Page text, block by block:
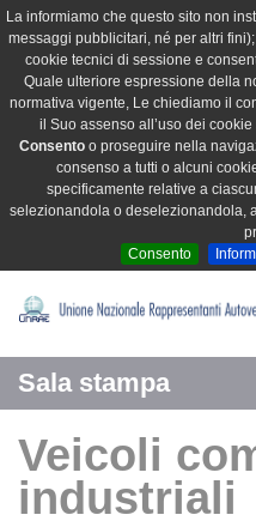
La informiamo che questo sito non
messaggi pubblicitari, né per altri
cookie tecnici di sessione e
Quale ulteriore espressione della
normativa vigente, Le chiediamo il
il Suo assenso all’uso dei
Consento o proseguire nella
consenso a tutti o alcuni
specificamente relative a
selezionandola o deselezionandola,
Consento
Sala stampa
Veicoli
industriali